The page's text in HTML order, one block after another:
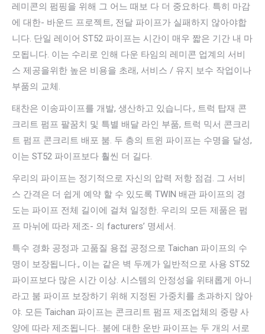
레미콘의 펌핑을 위해 그 어느 때보 다 더 중요하다. 특히 마감
에 대한- 바운드 프로젝트, 전달 파이프가 실패하지 않아야합
니다. 단일 레이어 ST52 파이프는 시간이 매우 짧은 기간 내 마
모됩니다. 이는 수리로 인해 다운 타임의 레미콘 업계의 서비
스 제공을위한 높은 비용을 초래, 서비스 / 유지 보수 작업이나
부품의 교체.
태찬은 이송파이프를 개발, 생산하고 있습니다., 트럭 탑재 콘
크리트 펌프 팔꿈치 및 특별 배달 라인 부품, 트럭 믹서 콘크리
트 펌프 콘크리트 배포 붐. 두 층의 트윈 파이프는 수명을 달성,
이는 ST52 파이프보다 훨씬 더 길다.
우리의 파이프는 정기적으로 자신의 압력 저항 점검. 그 서비
스 간격은 더 쉽게 예약 할 수 있도록 TWIN 배관 파이프의 경
도는 파이프 전체 길이에 걸쳐 일정한. 우리의 모든 제품은 펌
프 마뉘에 따라 제조- 의 facturers’ 명세서.
특수 경화 공정과 고품질 용접 공정으로 Taichan 파이프의 수
명이 보장됩니다., 이는 같은 벽 두께가 일반적으로 사용 ST52
파이프보다 많은 시간 이상. 시스템의 안정성을 위태롭게 아니
라고 붐 파이프 보장하기 위해 지정된 가중치를 초과하지 않아
야. 모든 Taichan 파이프는 콘크리트 펌프 제조업체의 중량 사
양에 따라 제조됩니다.. 붐에 대한 운반 파이프는 두 개의 서로